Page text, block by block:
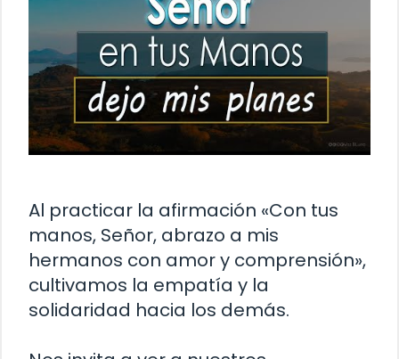
Al practicar la afirmación «Con tus
manos, Señor, abrazo a mis
hermanos con amor y comprensión»,
cultivamos la empatía y la
solidaridad hacia los demás.